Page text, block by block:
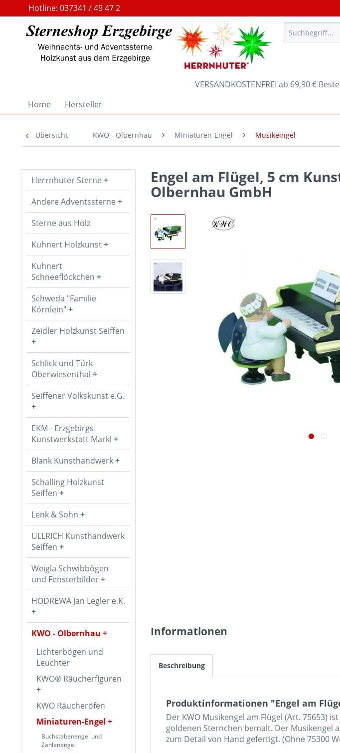
Hotline: 037341 / 49 47 2
VERSANDKOSTENFREI ab 69,90 €
Home
Hersteller
Übersicht KWO - Olbernhau Miniaturen-Engel Musikeingel
Herrnhuter Sterne
Andere Adventssterne
Sterne aus Holz
Kuhnert Holzkunst
Kuhnert
Schneeflöckchen
Schweda "Familie
Körnlein"
Zeidler Holzkunst Seiffen
Schlick und Türk
Oberwiesenthal
Seiffener Volkskunst e.G.
EKM - Erzgebirgs
Kunstwerkstatt Markl
Blank Kunsthandwerk
Schalling Holzkunst
Seiffen
Lenk & Sohn
ULLRICH Kunsthandwerk
Seiffen
Weigla Schwibbögen
und Fensterbilder
HODREWA Jan Legler e.K.
KWO - Olbernhau
Lichterbögen und
Leuchter
KWO® Räucherfiguren
KWO Räucheröfen
Miniaturen-Engel
Buchstabenengel und
Zahlenengel
Engel am Flügel, 5 cm
Olbernhau GmbH
Informationen
Beschreibung
Produktinformationen "Engel am
Der KWO Musikengel am Flügel (Art. 75653)
goldenen Sternchen bemalt. Der Musikengel
zum Detail von Hand gefertigt. (Ohne 75300